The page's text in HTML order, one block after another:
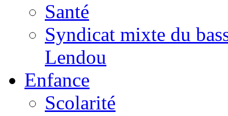
Santé
Syndicat mixte du
Lendou
Enfance
Scolarité